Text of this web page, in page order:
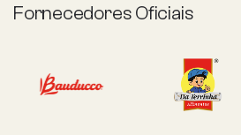
Fornecedores Oficiais